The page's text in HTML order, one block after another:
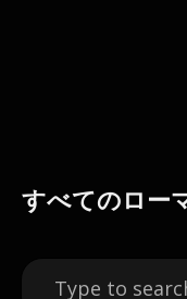
すべてのロー